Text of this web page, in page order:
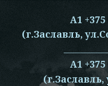
А1
(г.Заславль,
А1
(г.Заславль,